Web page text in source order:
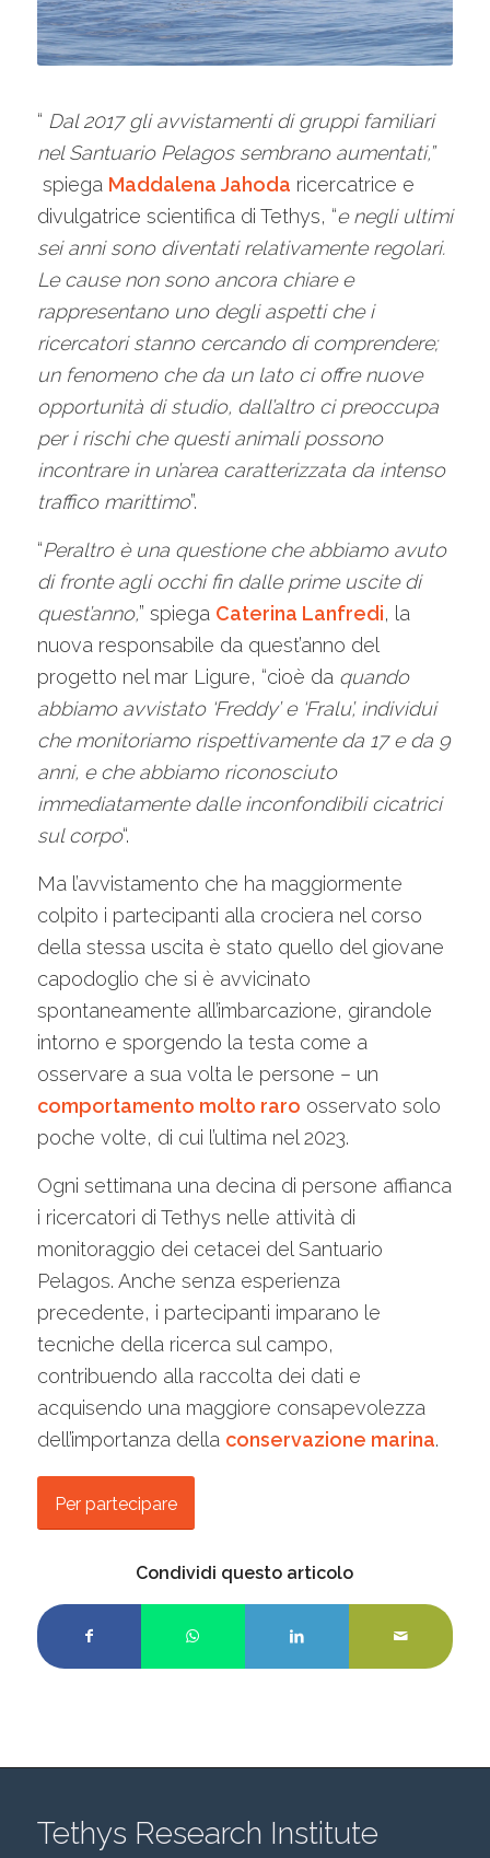
“ Dal 2017 gli avvistamenti di gruppi familiari
nel Santuario Pelagos sembrano aumentati,”
spiega Maddalena Jahoda ricercatrice e
divulgatrice scientifica di Tethys, “e negli ultimi
sei anni sono diventati relativamente regolari.
Le cause non sono ancora chiare e
rappresentano uno degli aspetti che i
ricercatori stanno cercando di comprendere;
un fenomeno che da un lato ci offre nuove
opportunità di studio, dall’altro ci preoccupa
per i rischi che questi animali possono
incontrare in un’area caratterizzata da intenso
traffico marittimo”.
“Peraltro è una questione che abbiamo avuto
di fronte agli occhi fin dalle prime uscite di
quest’anno,” spiega Caterina Lanfredi, la
nuova responsabile da quest’anno del
progetto nel mar Ligure, “cioè da quando
abbiamo avvistato ‘Freddy’ e ‘Fralu’, individui
che monitoriamo rispettivamente da 17 e da 9
anni, e che abbiamo riconosciuto
immediatamente dalle inconfondibili cicatrici
sul corpo“.
Ma l’avvistamento che ha maggiormente
colpito i partecipanti alla crociera nel corso
della stessa uscita è stato quello del giovane
capodoglio che si è avvicinato
spontaneamente all’imbarcazione, girandole
intorno e sporgendo la testa come a
osservare a sua volta le persone – un
comportamento molto raro osservato solo
poche volte, di cui l’ultima nel 2023.
Ogni settimana una decina di persone affianca
i ricercatori di Tethys nelle attività di
monitoraggio dei cetacei del Santuario
Pelagos. Anche senza esperienza
precedente, i partecipanti imparano le
tecniche della ricerca sul campo,
contribuendo alla raccolta dei dati e
acquisendo una maggiore consapevolezza
dell’importanza della conservazione marina.
Per partecipare
Condividi questo articolo
Tethys Research Institute